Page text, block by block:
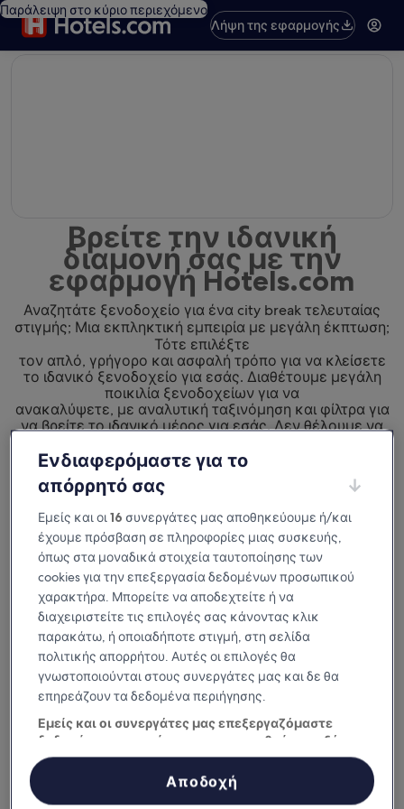
Παράλειψη στο κύριο περιεχόμενο
Λήψη της εφαρμογής
Βρείτε την ιδανική
διαμονή σας με την
εφαρμογή Hotels.com
Αναζητάτε ξενοδοχείο για ένα city break τελευταίας
στιγμής; Μια εκπληκτική εμπειρία με μεγάλη έκπτωση;
Τότε επιλέξτε
τον απλό, γρήγορο και ασφαλή τρόπο για να κλείσετε
το ιδανικό ξενοδοχείο για εσάς. Διαθέτουμε μεγάλη
ποικιλία ξενοδοχείων για να
ανακαλύψετε, με αναλυτική ταξινόμηση και φίλτρα για
να βρείτε το ιδανικό μέρος για εσάς. Δεν θέλουμε να
το μέρος που θα επιλέξετε για τη διαμονή σας.
Θέλουμε να το λατρέψετε.
Διαθέσιμη σε iOS και Android
Γιατί να κατεβάσετε την εφαρμογή
μας
Ενδιαφερόμαστε για το
απόρρητό σας
Εμείς και οι16 συνεργάτες μας αποθηκεύουμε ή/και
έχουμε πρόσβαση σε πληροφορίες μιας συσκευής,
όπως στα μοναδικά στοιχεία ταυτοποίησης των
cookies για την επεξεργασία δεδομένων προσωπικού
χαρακτήρα. Μπορείτε να αποδεχτείτε ή να
διαχειριστείτε τις επιλογές σας κάνοντας κλικ
παρακάτω, ή οποιαδήποτε στιγμή, στη σελίδα
πολιτικής απορρήτου. Αυτές οι επιλογές θα
γνωστοποιούνται στους συνεργάτες μας και δε θα
επηρεάζουν τα δεδομένα περιήγησης.
Εμείς και οι συνεργάτες μας επεξεργαζόμαστε
δεδομένα προκειμένου να παρασχεθούν τα εξής:
Χρήση επακριβών δεδομένων γεωεντοπισμού. Ακριβής σάρωση
χαρακτηριστικών συσκευής για αναγνώριση ταυτότητας.
Αποθήκευση ή/και πρόσβαση στα δεδομένα μιας συσκευής.
Εξατομικευμένη διαφήμιση και περιεχόμενο, μέτρηση διαφήμισης
Αποδοχή